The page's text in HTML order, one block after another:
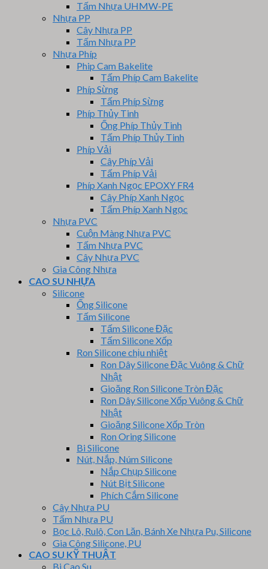
Tấm Nhựa UHMW-PE
Nhựa PP
Cây Nhựa PP
Tấm Nhựa PP
Nhựa Phíp
Phip Cam Bakelite
Tấm Phíp Cam Bakelite
Phíp Sừng
Tấm Phíp Sừng
Phíp Thủy Tinh
Ống Phíp Thủy Tinh
Tấm Phíp Thủy Tinh
Phíp Vải
Cây Phíp Vải
Tấm Phíp Vải
Phíp Xanh Ngọc EPOXY FR4
Cây Phíp Xanh Ngọc
Tấm Phíp Xanh Ngọc
Nhựa PVC
Cuộn Màng Nhựa PVC
Tấm Nhựa PVC
Cây Nhựa PVC
Gia Công Nhựa
CAO SU NHỰA
Silicone
Ống Silicone
Tấm Silicone
Tấm Silicone Đặc
Tấm Silicone Xốp
Ron Silicone chịu nhiệt
Ron Dây Silicone Đặc Vuông & Chữ
Nhật
Gioăng Ron Silicone Tròn Đặc
Ron Dây Silicone Xốp Vuông & Chữ
Nhật
Gioăng Silicone Xốp Tròn
Ron Oring Silicone
Bi Silicone
Nút, Nắp, Núm Silicone
Nắp Chụp Silicone
Nút Bịt Silicone
Phích Cắm Silicone
Cây Nhựa PU
Tấm Nhựa PU
Bọc Lô, Rulô, Con Lăn, Bánh Xe Nhựa Pu, Silicone
Gia Công Silicone, PU
CAO SU KỸ THUẬT
Bi Cao Su